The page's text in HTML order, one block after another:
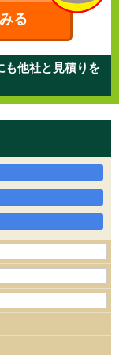
る
も他社と見積りを